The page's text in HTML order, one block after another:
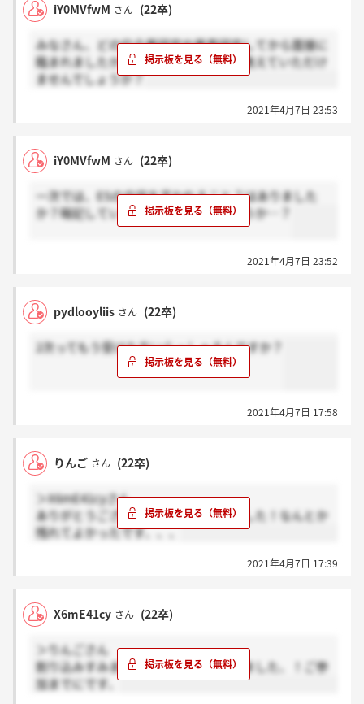
iY0MVfwM さん (22卒)
みなさん、どの位企業研究や業界研究してから面接に
臨まれましたか？差し支えなければ、教えていただけ
ませんでしょうか？
2021年4月7日 23:53
iY0MVfwM さん (22卒)
一次では、ESの内容を言われること？はありました
か？暗記していった方がいいのでしょうか…？
2021年4月7日 23:52
pydlooyliis さん (22卒)
2次ってもう受けた方いらっしゃるんですか？
2021年4月7日 17:58
りんご さん (22卒)
＞X6mE41cyさん
ありがとうございます！！私も今来ました！なんとか
残れてよかったです、、、
2021年4月7日 17:39
X6mE41cy さん (22卒)
＞りんごさん
割り込みすみません、私は次の日に来ました、！ご参
加までにです、